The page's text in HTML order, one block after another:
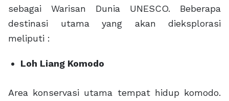
sebagai Warisan Dunia UNESCO. Beberapa
destinasi utama yang akan dieksplorasi
meliputi :
Loh Liang Komodo
Area konservasi utama tempat hidup komodo.